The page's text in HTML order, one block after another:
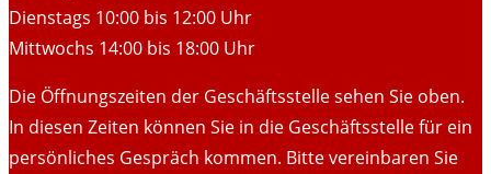
Dienstags 10:00 bis 12:00 Uhr
Mittwochs 14:00 bis 18:00 Uhr
Die Öffnungszeiten der Geschäftsstelle sehen Sie oben.
In diesen Zeiten können Sie in die Geschäftsstelle für ein
persönliches Gespräch kommen. Bitte vereinbaren Sie